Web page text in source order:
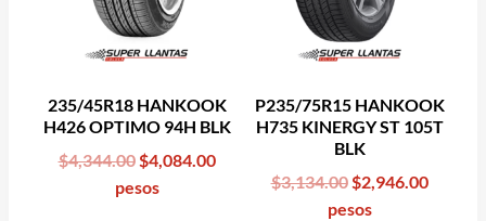
235/45R18 HANKOOK
H426 OPTIMO 94H BLK
$4,344.00 Original
price
$4,084.00Current
pesos
P235/75R15 HANKOOK
H735 KINERGY ST 105T
BLK
$3,134.00 Original
price
$2,946.00
pesos